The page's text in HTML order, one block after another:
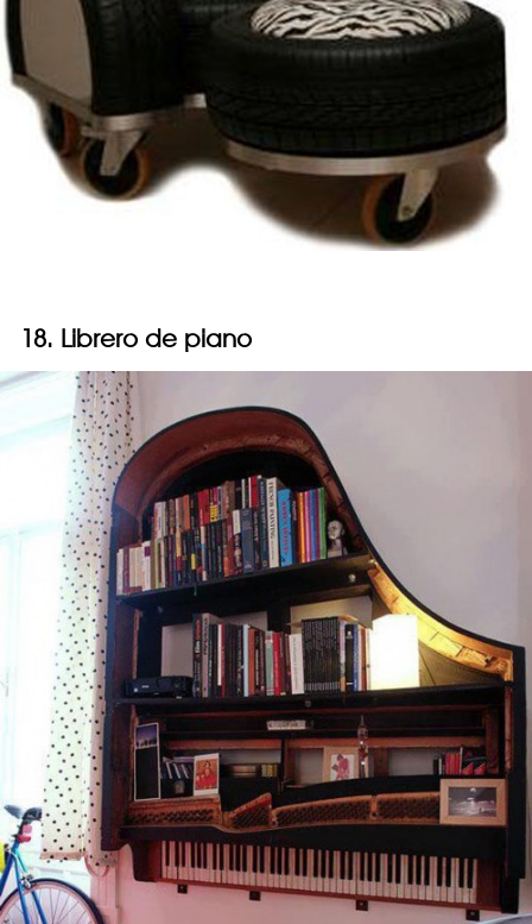
18. Librero de piano